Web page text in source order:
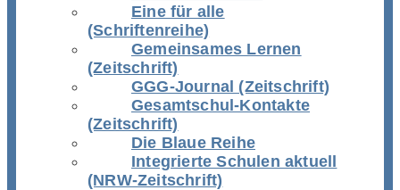
Eine für alle
(Schriftenreihe)
Gemeinsames Lernen
(Zeitschrift)
GGG-Journal (Zeitschrift)
Gesamtschul-Kontakte
(Zeitschrift)
Die Blaue Reihe
Integrierte Schulen aktuell
(NRW-Zeitschrift)